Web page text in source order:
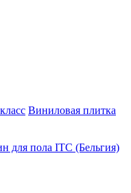
Виниловая плитка
для пола ITC (Бельгия)